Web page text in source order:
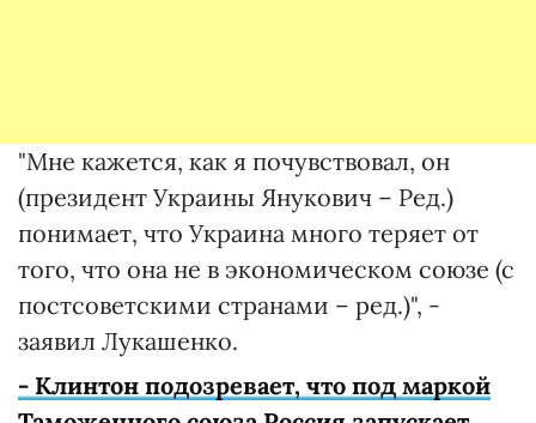
"Мне кажется, как я почувствовал, он
(президент Украины Янукович – Ред.)
понимает, что Украина много теряет от
того, что она не в экономическом союзе (с
постсоветскими странами – ред.)", -
заявил Лукашенко.
- Клинтон подозревает, что под маркой